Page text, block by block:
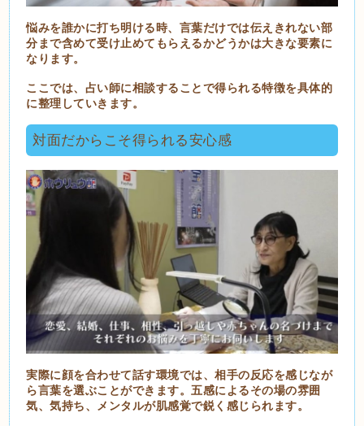
悩みを誰かに打ち明ける時、言葉だけでは伝えきれない部
分まで含めて受け止めてもらえるかどうかは大きな要素に
なります。
ここでは、占い師に相談することで得られる特徴を具体的
に整理していきます。
対面だからこそ得られる安心感
実際に顔を合わせて話す環境では、相手の反応を感じなが
ら言葉を選ぶことができます。五感によるその場の雰囲
気、気持ち、メンタルが肌感覚で鋭く感じられます。